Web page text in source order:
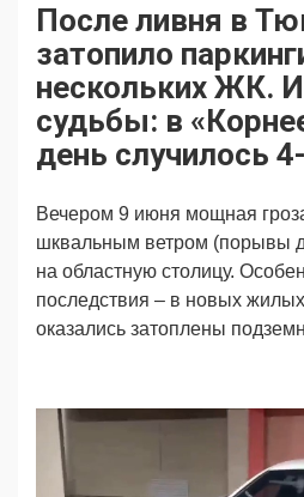
Ещё
После ливня в
затопило
нескольких ЖК.
судьбы: в
день случилось
Вечером 9 июня мощная
шквальным ветром (порывы
на областную столицу.
последствия – в новых
оказались затоплены